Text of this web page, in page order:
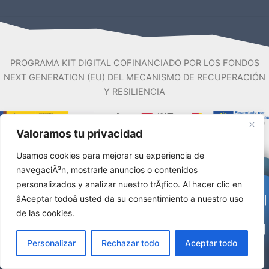
Valoramos tu privacidad
Usamos cookies para mejorar su experiencia de
navegaciÃ³n, mostrarle anuncios o contenidos
personalizados y analizar nuestro trÃ¡fico. Al hacer clic en
âAceptar todoâ usted da su consentimiento a nuestro uso
de las cookies.
Personalizar Rechazar todo Aceptar todo
PROGRAMA KIT DIGITAL COFINANCIADO POR LOS FONDOS
NEXT GENERATION (EU) DEL MECANISMO DE RECUPERACIÓN
Y RESILIENCIA
Aviso Legal|Accesibilidad| Mapa del sitio|Políticas de cookies
Todos los derechos reservados © 2026 Fundación Neotrópico |
Desarrollado porVRock